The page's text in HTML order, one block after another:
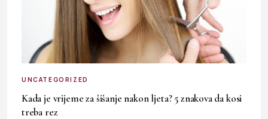
UNCATEGORIZED
Kada je vrijeme za šišanje nakon ljeta? 5 znakova da kosi
treba rez